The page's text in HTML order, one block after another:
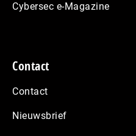
Cybersec e-Magazine
Contact
Contact
Nieuwsbrief